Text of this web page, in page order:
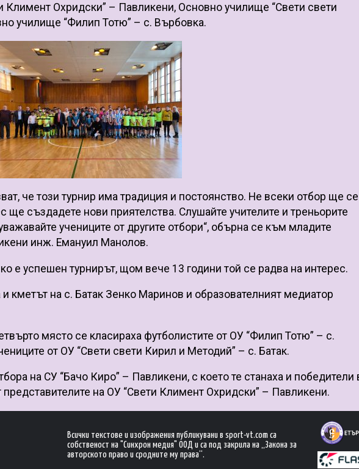
Климент Охридски” – Павликени, Основно училище “Свети свети
училище “Филип Тотю” – с. Върбовка.
че този турнир има традиция и постоянство. Не всеки отбор ще се
ще създадете нови приятелства. Слушайте учителите и треньорите
учениците от другите отбори“, обърна се към младите
инж. Емануил Манолов.
е успешен турнирът, щом вече 13 години той се радва на интерес.
кметът на с. Батак Зенко Маринов и образователният медиатор
място се класираха футболистите от ОУ “Филип Тотю” – с.
от ОУ “Свети свети Кирил и Методий” – с. Батак.
на СУ “Бачо Киро” – Павликени, с което те станаха и победители
представителите на ОУ “Свети Климент Охридски” – Павликени.
Всички текстове и изображения публикувани в sport-vt.com са
собственост на "Синхрон медия" ООД и са под закрила на „Закона за
авторското право и сродните му права“.